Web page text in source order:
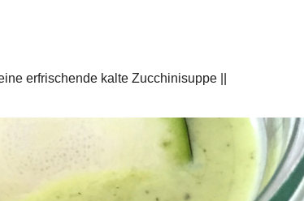
erfrischende kalte Zucchinisuppe ||